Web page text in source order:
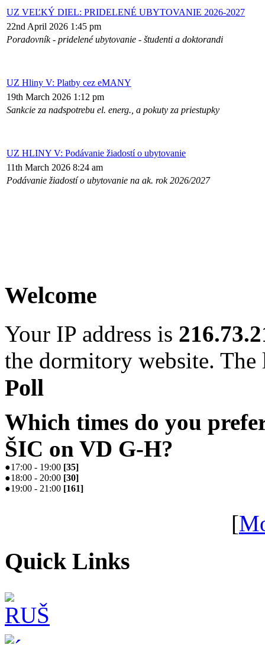
UZ VEĽKÝ DIEL: PRIDELENÉ UBYTOVANIE 2026-2027
22nd April 2026 1:45 pm
Poradovník - pridelené ubytovanie - študenti a doktorandi
UZ Hliny V: Platby cez eMANY
19th March 2026 1:12 pm
Sankcie za nadspotrebu el. energ., a pokuty za priestupky
UZ HLINY V: Podávanie žiadostí o ubytovanie
11th March 2026 8:24 am
Podávanie žiadostí o ubytovanie na ak. rok 2026/2027
Welcome
Your IP address is
the dormitory website. The
Poll
Which times do you
ŠIC on VD G-H?
●17:00 - 19:00 [35]
●18:00 - 20:00 [30]
●19:00 - 21:00 [161]
[
Quick Links